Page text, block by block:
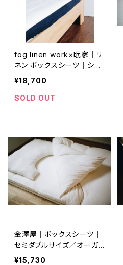
fog linen work×眠家｜リ
ネン ボックスシーツ｜シン
グルサイズ《 minka限定ア
イテム 》
¥18,700
SOLD OUT
金澤屋｜ボックスシーツ｜
セミダブルサイズ／オーガ
ニックコットン エアニット
¥15,730